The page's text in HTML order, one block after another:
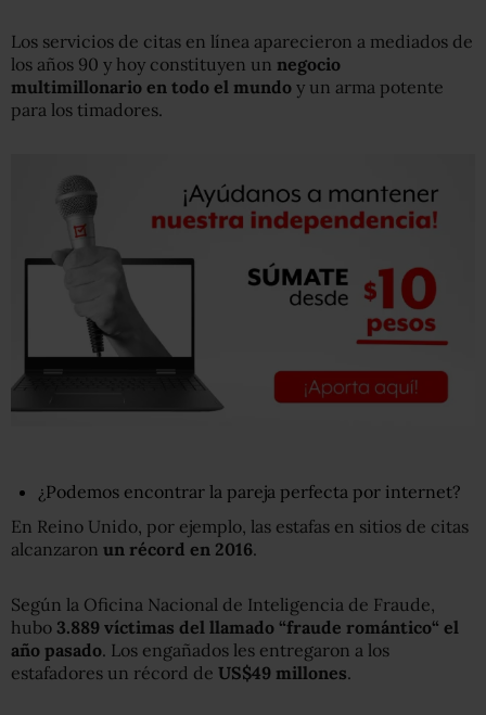
Los servicios de citas en línea aparecieron a mediados de
los años 90 y hoy constituyen un negocio
multimillonario en todo el mundo y un arma potente
para los timadores.
¿Podemos encontrar la pareja perfecta por internet?
En Reino Unido, por ejemplo, las estafas en sitios de citas
alcanzaron un récord en 2016.
Según la Oficina Nacional de Inteligencia de Fraude,
hubo 3.889 víctimas del llamado “fraude romántico“ el
año pasado. Los engañados les entregaron a los
estafadores un récord de US$49 millones.